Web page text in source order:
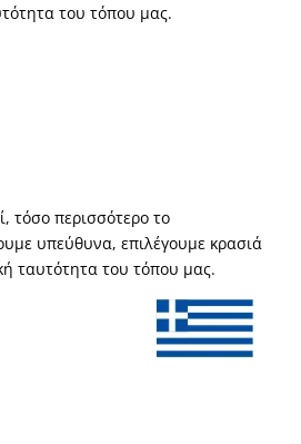
του τόπου μας.
τόσο περισσότερο το
υπεύθυνα, επιλέγουμε κρασιά
ταυτότητα του τόπου μας.